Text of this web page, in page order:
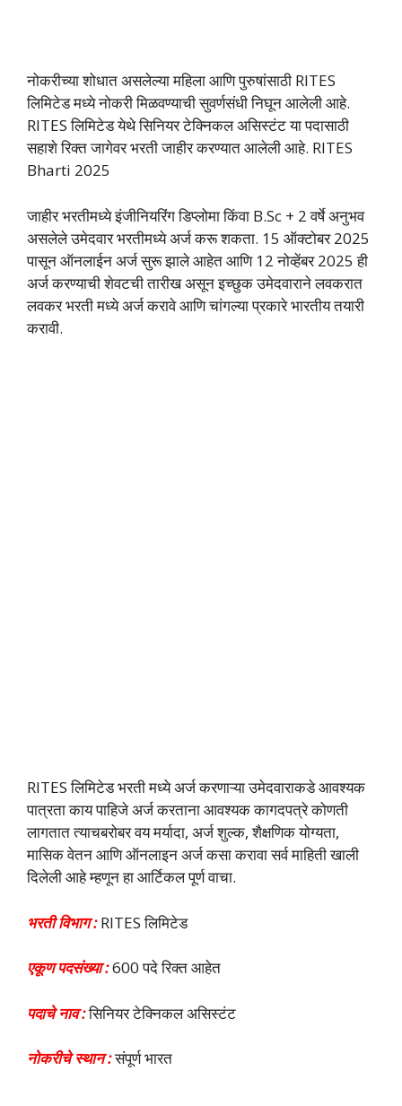
नोकरीच्या शोधात असलेल्या महिला आणि पुरुषांसाठी RITES
लिमिटेड मध्ये नोकरी मिळवण्याची सुवर्णसंधी निघून आलेली आहे.
RITES लिमिटेड येथे सिनियर टेक्निकल असिस्टंट या पदासाठी
सहाशे रिक्त जागेवर भरती जाहीर करण्यात आलेली आहे. RITES
Bharti 2025
जाहीर भरतीमध्ये इंजीनियरिंग डिप्लोमा किंवा B.Sc + 2 वर्षे अनुभव
असलेले उमेदवार भरतीमध्ये अर्ज करू शकता. 15 ऑक्टोबर 2025
पासून ऑनलाईन अर्ज सुरू झाले आहेत आणि 12 नोव्हेंबर 2025 ही
अर्ज करण्याची शेवटची तारीख असून इच्छुक उमेदवाराने लवकरात
लवकर भरती मध्ये अर्ज करावे आणि चांगल्या प्रकारे भारतीय तयारी
करावी.
RITES लिमिटेड भरती मध्ये अर्ज करणाऱ्या उमेदवाराकडे आवश्यक
पात्रता काय पाहिजे अर्ज करताना आवश्यक कागदपत्रे कोणती
लागतात त्याचबरोबर वय मर्यादा, अर्ज शुल्क, शैक्षणिक योग्यता,
मासिक वेतन आणि ऑनलाइन अर्ज कसा करावा सर्व माहिती खाली
दिलेली आहे म्हणून हा आर्टिकल पूर्ण वाचा.
भरती विभाग :RITES लिमिटेड
एकूण पदसंख्या :600 पदे रिक्त आहेत
पदाचे नाव :सिनियर टेक्निकल असिस्टंट
नोकरीचे स्थान :संपूर्ण भारत